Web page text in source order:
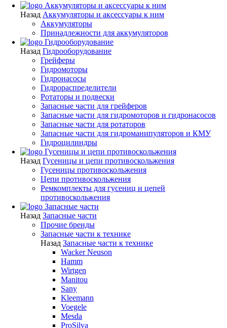
Аккумуляторы и аксессуары к ним
Назад Аккумуляторы и аксессуары к ним
Аккумуляторы
Принадлежности для аккумуляторов
Гидрооборудование
Назад Гидрооборудование
Грейферы
Гидромоторы
Гидронасосы
Гидрораспределители
Ротаторы и подвески
Запасные части для грейферов
Запасные части для гидромоторов и гидронасосов
Запасные части для ротаторов
Запасные части для гидроманипуляторов и КМУ
Гидроцилиндры
Гусеницы и цепи противоскольжения
Назад Гусеницы и цепи противоскольжения
Гусеницы противоскольжения
Цепи противоскольжения
Ремкомплекты для гусениц и цепей
противоскольжения
Запасные части
Назад Запасные части
Прочие бренды
Запасные части к технике
Назад Запасные части к технике
Wacker Neuson
Hamm
Wirtgen
Manitou
Sany
Kleemann
Voegele
Mesda
ProSilva